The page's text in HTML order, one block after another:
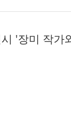
'장미 작가